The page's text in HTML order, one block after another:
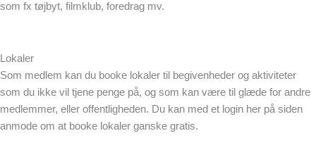
som fx tøjbyt, filmklub, foredrag mv.
Lokaler
Som medlem kan du booke lokaler til begivenheder og aktiviteter
som du ikke vil tjene penge på, og som kan være til glæde for andre
medlemmer, eller offentligheden. Du kan med et login her på siden
anmode om at booke lokaler ganske gratis.